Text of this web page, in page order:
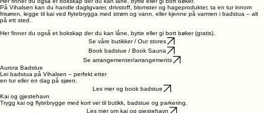
på ett sted.
Her finner du også et bokskap der du kan låne, bytte eller gi bort bøker.
På Vihalsen kan du handle dagligvarer, drivstoff, blomster og hageprodukter, ta en tur innom
på ett sted.
Her finner du også et bokskap der du kan låne, bytte eller gi bort bøker (gratis).
Book badstue / Book Sauna
Se arrangementer/arrangements
Aurora Badstue
Lei badstua på Vihalsen – perfekt etter
en tur eller en dag på sjøen.
Les mer og book badstue